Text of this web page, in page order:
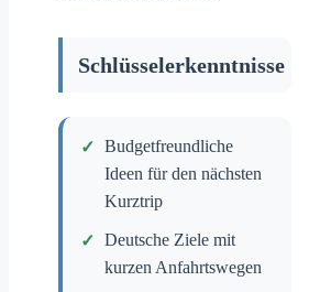
Schlüsselerkenntnisse
Budgetfreundliche
Ideen für den nächsten
Kurztrip
Deutsche Ziele mit
kurzen Anfahrtswegen